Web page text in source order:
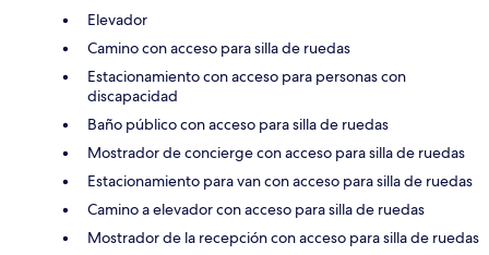
Elevador
Camino con acceso para silla de ruedas
Estacionamiento con acceso para personas con
discapacidad
Baño público con acceso para silla de ruedas
Mostrador de concierge con acceso para silla de ruedas
Estacionamiento para van con acceso para silla de ruedas
Camino a elevador con acceso para silla de ruedas
Mostrador de la recepción con acceso para silla de ruedas